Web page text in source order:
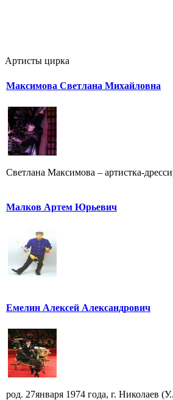
Артисты цирка
Максимова Светлана Михайловна
Светлана Максимова – артистка-
Малков Артем Юрьевич
Емелин Алексей Александрович
род. 27января 1974 года, г. Николаев